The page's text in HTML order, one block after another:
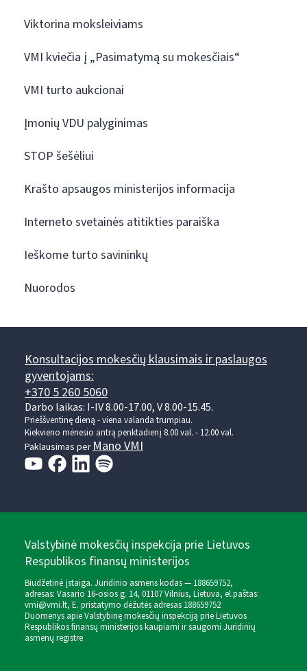
Viktorina moksleiviams
VMI kviečia į „Pasimatymą su mokesčiais“
VMI turto aukcionai
Įmonių VDU palyginimas
STOP šešėliui
Krašto apsaugos ministerijos informacija
Interneto svetainės atitikties paraiška
Ieškome turto savininkų
Nuorodos
Konsultacijos mokesčių klausimais ir paslaugos
gyventojams:
+370 5 260 5060
Darbo laikas: I-IV 8.00-17.00, V 8.00-15.45.
Prieššventinę dieną - viena valanda trumpiau.
Kiekvieno mėnesio antrą penktadienį 8.00 val. - 12.00 val.
Paklausimas perMano VMI
Valstybinė mokesčių inspekcija prie Lietuvos
Respublikos finansų ministerijos
Biudžetinė įstaiga. Juridinio asmens kodas — 188659752,
adresas: Vasario 16-osios g. 14, 01107 Vilnius, Lietuva, el.paštas:
vmi@vmi.lt, E. pristatymo dėžutės adresas 188659752
Duomenys apie Valstybinę mokesčių inspekciją prie Lietuvos
Respublikos finansų ministerijos kaupiami ir saugomi Juridinių
asmenų registre